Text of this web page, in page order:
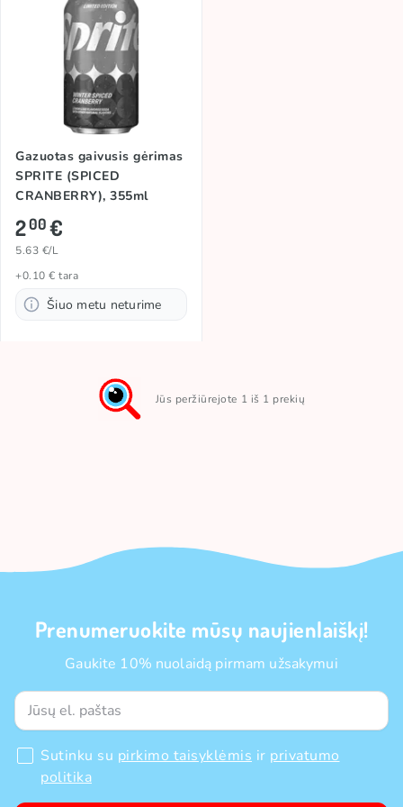
Gazuotas gaivusis gėrimas
SPRITE (SPICED
CRANBERRY), 355ml
200€
5.63 €/L
+0.10 € tara
Šiuo metu neturime
Jūs peržiūrejote 1 iš 1 prekių
Prenumeruokite mūsų naujienlaiškį!
Gaukite 10% nuolaidą pirmam užsakymui
Sutinku su pirkimo taisyklėmis ir privatumo
politika